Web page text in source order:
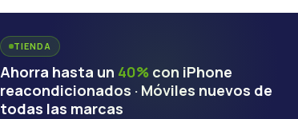
TIENDA
Ahorra hasta un 40% con iPhone
reacondicionados · Móviles nuevos de
todas las marcas